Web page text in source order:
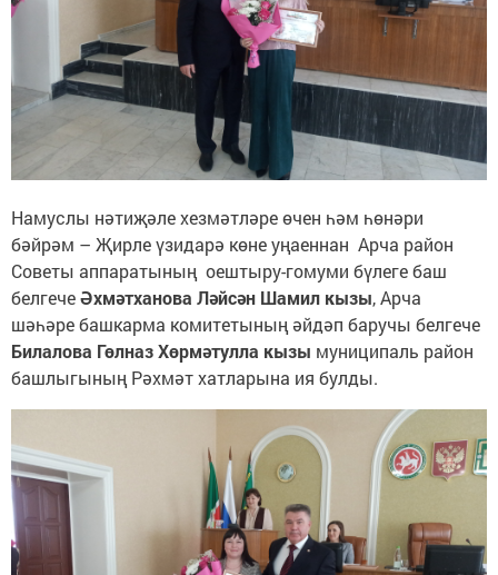
Намуслы нәтиҗәле хезмәтләре өчен һәм һөнәри
бәйрәм – Җирле үзидарә көне уңаеннан Арча район
Советы аппаратының оештыру-гомуми бүлеге баш
белгечеӘхмәтханова Ләйсән Шамил кызы, Арча
шәһәре башкарма комитетының әйдәп баручы белгече
Билалова Гөлназ Хөрмәтулла кызы муниципаль район
башлыгының Рәхмәт хатларына ия булды.